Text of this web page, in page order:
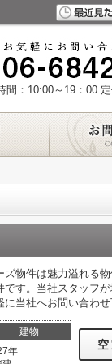
間：10:00～19：00
物件は魅力溢れる
す。当社スタッフ
当社へお問い合わせ
建物
年